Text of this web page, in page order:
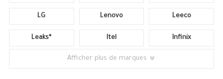
LG Lenovo Leeco
Leaks* Itel Infinix
Afficher plus de marques